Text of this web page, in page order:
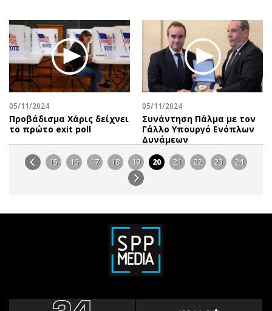
05/11/2024
Προβάδισμα Χάρις δείχνει
το πρώτο exit poll
05/11/2024
Συνάντηση Πάλμα με τον
Γάλλο Υπουργό Ενόπλων
Δυνάμεων
15 16 17 18 19 20 21 22 23 24